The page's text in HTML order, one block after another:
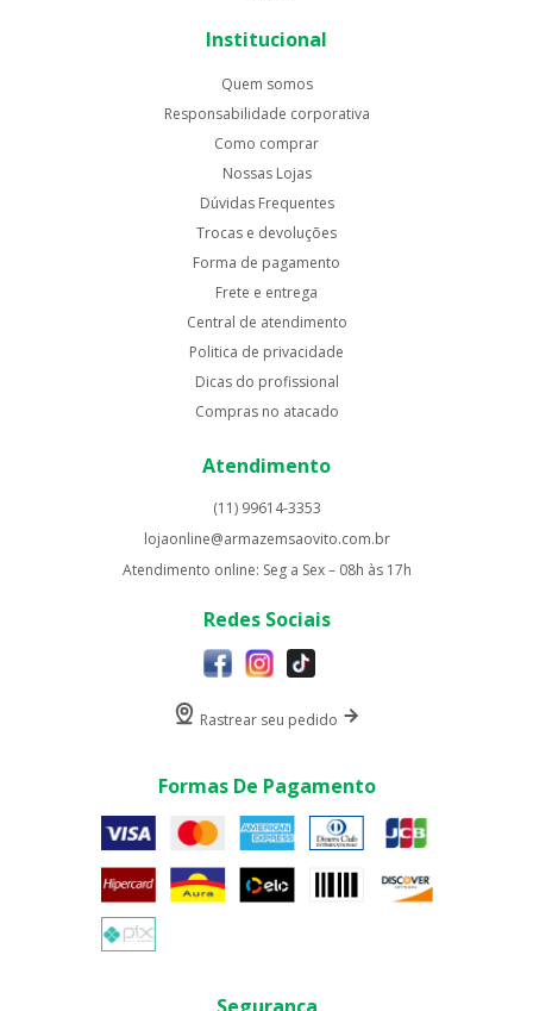
Institucional
Quem somos
Responsabilidade corporativa
Como comprar
Nossas Lojas
Dúvidas Frequentes
Trocas e devoluções
Forma de pagamento
Frete e entrega
Central de atendimento
Politica de privacidade
Dicas do profissional
Compras no atacado
Atendimento
(11) 99614-3353
lojaonline@armazemsaovito.com.br
Atendimento online: Seg a Sex – 08h às 17h
Redes Sociais
Rastrear seu pedido
Formas De Pagamento